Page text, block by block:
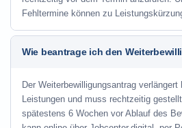
Fehltermine können zu
Wie beantrage ich den
Der Weiterbewilligungsantrag verlängert
Leistungen und muss rechtzeitig
spätestens 6 Wochen vor Ablauf des